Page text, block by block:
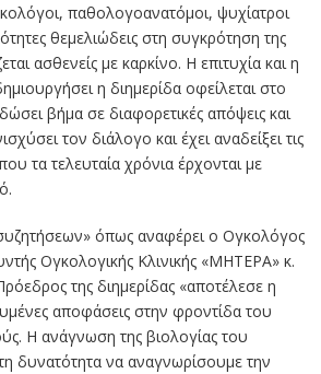
παθολογοανατόμοι, ψυχίατροι
θεμελιώδεις στη συγκρότηση της
ασθενείς με καρκίνο. Η επιτυχία και η
η διημερίδα οφείλεται στο
βήμα σε διαφορετικές απόψεις και
τον διάλογο και έχει αναδείξει τις
τα τελευταία χρόνια έρχονται με
όπως αναφέρει ο Ογκολόγος
Ογκολογικής Κλινικής «ΜΗΤΕΡΑ» κ.
της διημερίδας «αποτέλεσε η
αποφάσεις στην φροντίδα του
Η ανάγνωση της βιολογίας του
δυνατότητα να αναγνωρίσουμε την